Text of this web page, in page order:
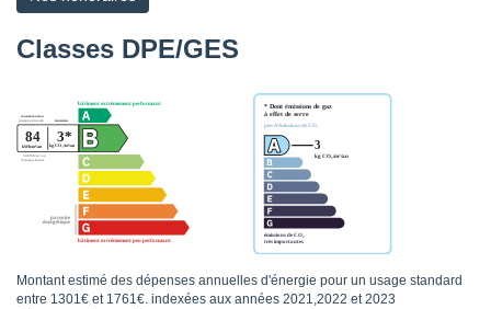
Classes DPE/GES
Montant estimé des dépenses annuelles d'énergie pour un usage standard
entre 1301€ et 1761€. indexées aux années 2021,2022 et 2023